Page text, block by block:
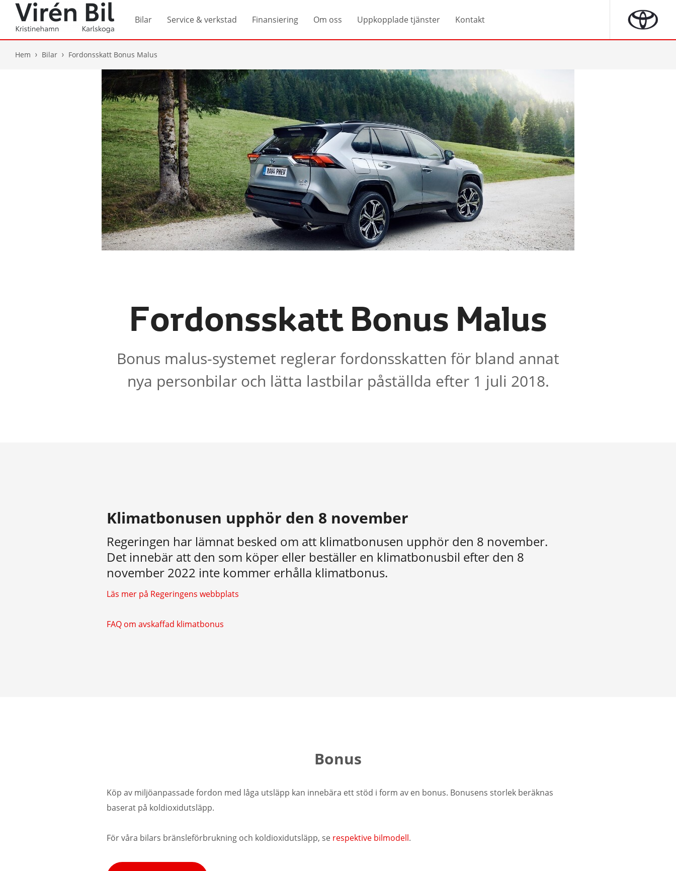
Bilar Service & verkstad Finansiering Om oss Uppkopplade tjänster Kontakt
Hem Bilar Fordonsskatt Bonus Malus
Fordonsskatt Bonus Malus
Bonus malus-systemet reglerar fordonsskatten för bland annat
nya personbilar och lätta lastbilar påställda efter 1 juli 2018.
Klimatbonusen upphör den 8 november
Regeringen har lämnat besked om att klimatbonusen upphör den 8 november.
Det innebär att den som köper eller beställer en klimatbonusbil efter den 8
november 2022 inte kommer erhålla klimatbonus.
Läs mer på Regeringens webbplats
FAQ om avskaffad klimatbonus
Bonus
Köp av miljöanpassade fordon med låga utsläpp kan innebära ett stöd i form av en bonus. Bonusens storlek beräknas
baserat på koldioxidutsläpp.
För våra bilars bränsleförbrukning och koldioxidutsläpp, se respektive bilmodell.